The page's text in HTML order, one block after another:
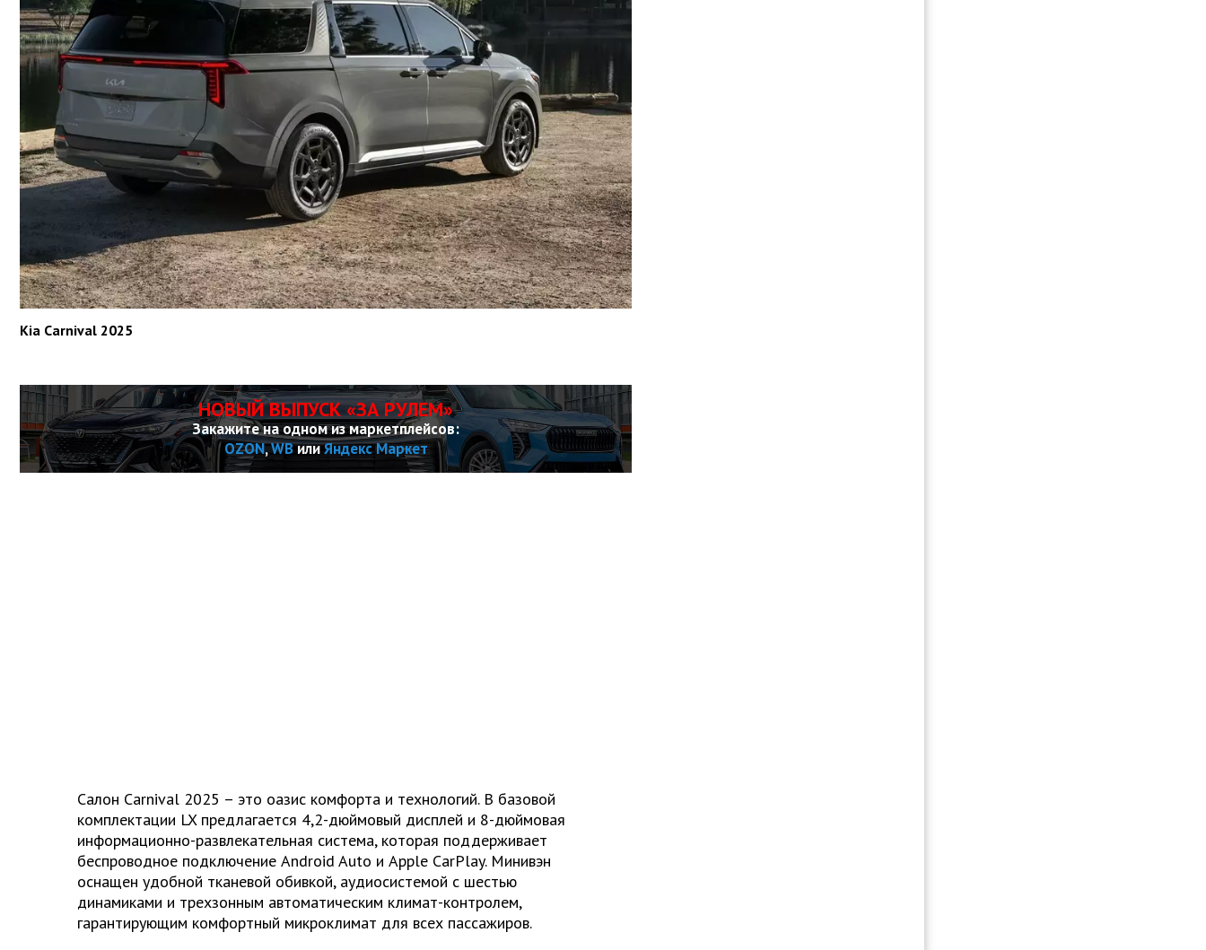
Kia Carnival 2025
НОВЫЙ ВЫПУСК «ЗА РУЛЕМ»
Закажите на одном из маркетплейсов:
OZON,WBилиЯндекс Маркет
Салон Carnival 2025 – это оазис комфорта и технологий. В базовой
комплектации LX предлагается 4,2-дюймовый дисплей и 8-дюймовая
информационно-развлекательная система, которая поддерживает
беспроводное подключение Android Auto и Apple CarPlay. Минивэн
оснащен удобной тканевой обивкой, аудиосистемой с шестью
динамиками и трехзонным автоматическим климат-контролем,
гарантирующим комфортный микроклимат для всех пассажиров.